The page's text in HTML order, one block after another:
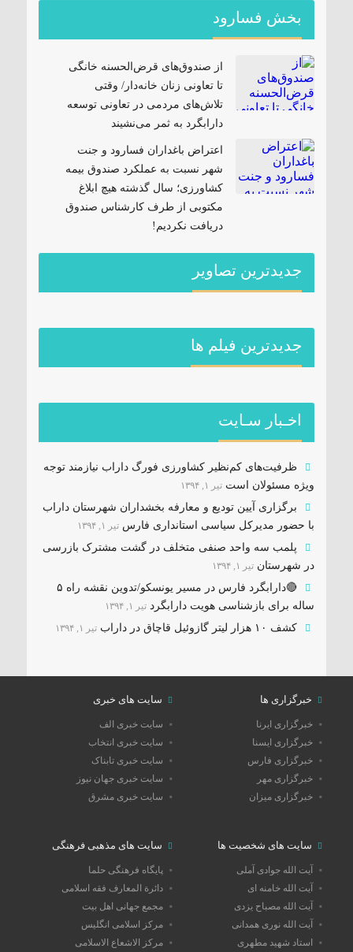
بخش فسارود
از صندوق‌های قرض‌الحسنه خانگی
تا تعاونی زنان خانه‌دار/ وقتی
تلاش‌های مردمی در تعاونی توسعه
دارابگرد به ثمر می‌نشیند
اعتراض باغداران فسارود و جنت
شهر نسبت به عملکرد صندوق بیمه
کشاورزی؛ سال گذشته هیچ ابلاغ
مکتوبی از طرف کارشناس صندوق
دریافت نکردیم!
جدیدترین تصاویر
جديدترين فیلم ها
اخـبار سـایت
ظرفیت‌های کم‌نظیر کشاورزی فورگ داراب نیازمند توجه
ویژه مسئولان است تیر ۱, ۱۳۹۴
برگزاری آیین تودیع و معارفه بخشداران شهرستان داراب
با حضور مدیرکل سیاسی استانداری فارس تیر ۱, ۱۳۹۴
پلمب سه واحد صنفی متخلف در گشت مشترک بازرسی
در شهرستان تیر ۱, ۱۳۹۴
🔴دارابگرد فارس در مسیر یونسکو/تدوین نقشه راه ۵
ساله برای بازشناسی هویت دارابگرد تیر ۱, ۱۳۹۴
کشف ۱۰ هزار لیتر گازوئیل قاچاق در داراب تیر ۱, ۱۳۹۴
خبرگزاری ها
خبرگزاری ایرنا
خبرگزاری ایسنا
خبرگزاری فارس
خبرگزاری مهر
خبرگزاری میزان
سایت های خبری
سایت خبری الف
سایت خبری انتخاب
سایت خبری تابناک
سایت خبری جهان نیوز
سایت خبری مشرق
سایت های شخصیت ها
آیت الله جوادی آملی
آیت الله خامنه ای
آیت الله مصباح یزدی
آیت الله نوری همدانی
استاد شهید مطهری
سایت های مذهبی فرهنگی
پایگاه فرهنگی حلما
دائرة المعارف فقه اسلامی
مجمع جهانی اهل بیت
مرکز اسلامی انگلیس
مرکز الاشعاع الاسلامی